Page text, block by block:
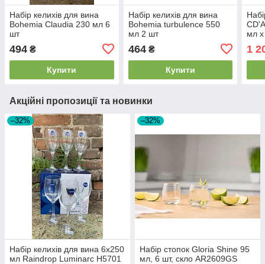
Набір келихів для вина
Bohemia Claudia 230 мл 6
шт
494 ₴
Купити
Набір келихів для вина
Bohemia turbulence 550
мл 2 шт
464₴
Купити
мл
1
Акційні пропозиції та новинки
–32%
Набір келихів для вина 6х250
мл Raindrop Luminarc H5701
–32%
Набір стопок Gloria Shine 95
мл, 6 шт, скло AR2609GS